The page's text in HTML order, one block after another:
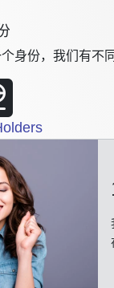
身份，我们有不